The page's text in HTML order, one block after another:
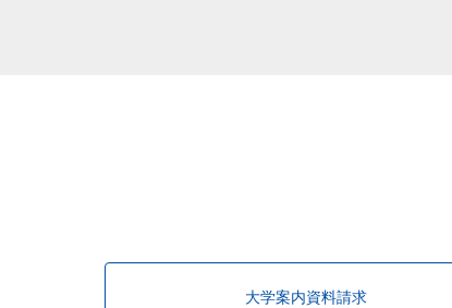
大学案内資料請求